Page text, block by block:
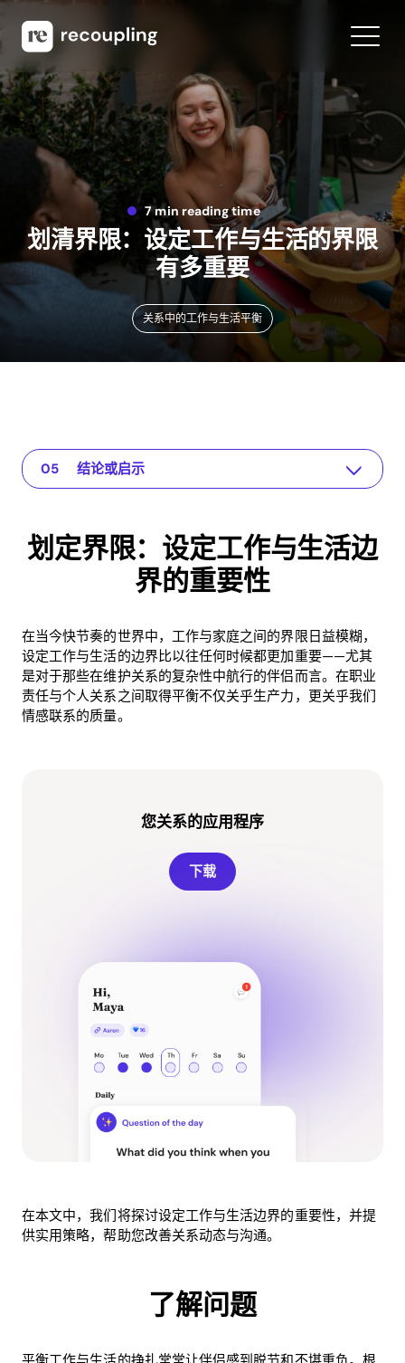
7 min reading time
划清界限：设定工作与生活的界限
有多重要
关系中的工作与生活平衡
划定界限：设定工作与生活边界的重要性
您关系的应用程序
了解问题
实用解决方案或见解
结论或启示
划定界限：设定工作与生活边
界的重要性
在当今快节奏的世界中，工作与家庭之间的界限日益模糊，
设定工作与生活的边界比以往任何时候都更加重要——尤其
是对于那些在维护关系的复杂性中航行的伴侣而言。在职业
责任与个人关系之间取得平衡不仅关乎生产力，更关乎我们
情感联系的质量。
您关系的应用程序
下载
在本文中，我们将探讨设定工作与生活边界的重要性，并提
供实用策略，帮助您改善关系动态与沟通。
了解问题